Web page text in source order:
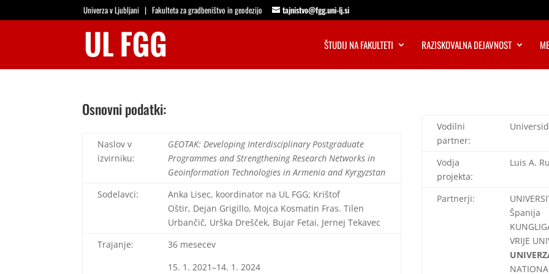
Univerza v Ljubljani |Fakulteta za gradbeništvo in geodezijo tajnistvo@fgg.uni-lj.si
ŠTUDIJ NA FAKULTETI RAZISKOVALNA DEJAVNOST
Osnovni podatki:
Naslov v
izvirniku:
GEOTAK: Developing Interdisciplinary Postgraduate
Programmes and Strengthening Research Networks in
Geoinformation Technologies in Armenia and Kyrgyzstan
Sodelavci:
Anka Lisec, koordinator na UL FGG; Krištof
Oštir, Dejan Grigillo, Mojca Kosmatin Fras. Tilen
Urbančič, Urška Drešček, Bujar Fetai, Jernej Tekavec
Trajanje:
36 mesecev
15. 1. 2021–14. 1. 2024
Vodilni
partner:
Vodja
projekta:
Luis A.
Partnerji:
Španija
VRIJE